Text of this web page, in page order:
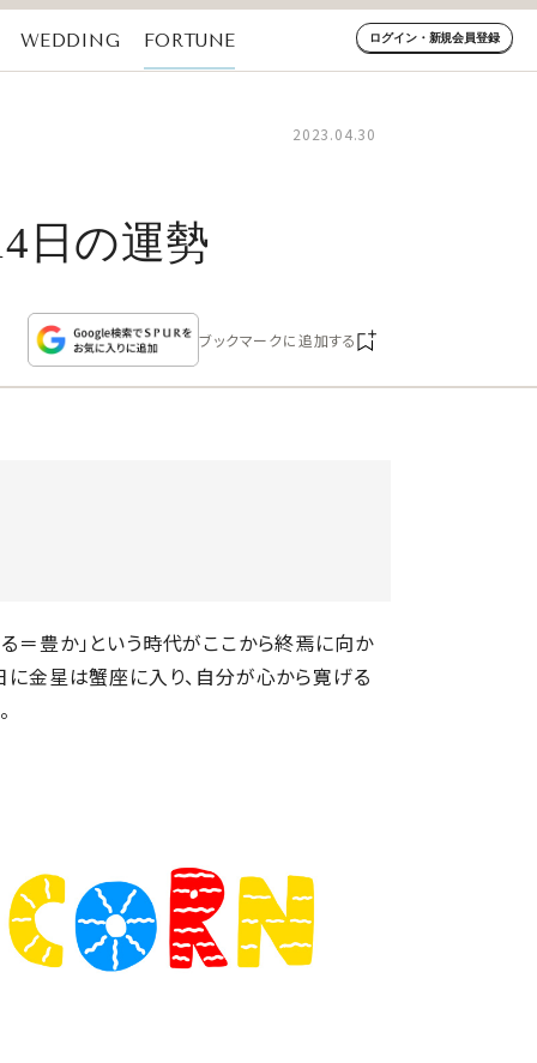
WEDDING FORTUNE ログイン・新規会員登録
2023.04.30
日の運勢
ブックマークに追加する
＝豊か」という時代がここから終焉に向か
に金星は蟹座に入り、自分が心から寛げる